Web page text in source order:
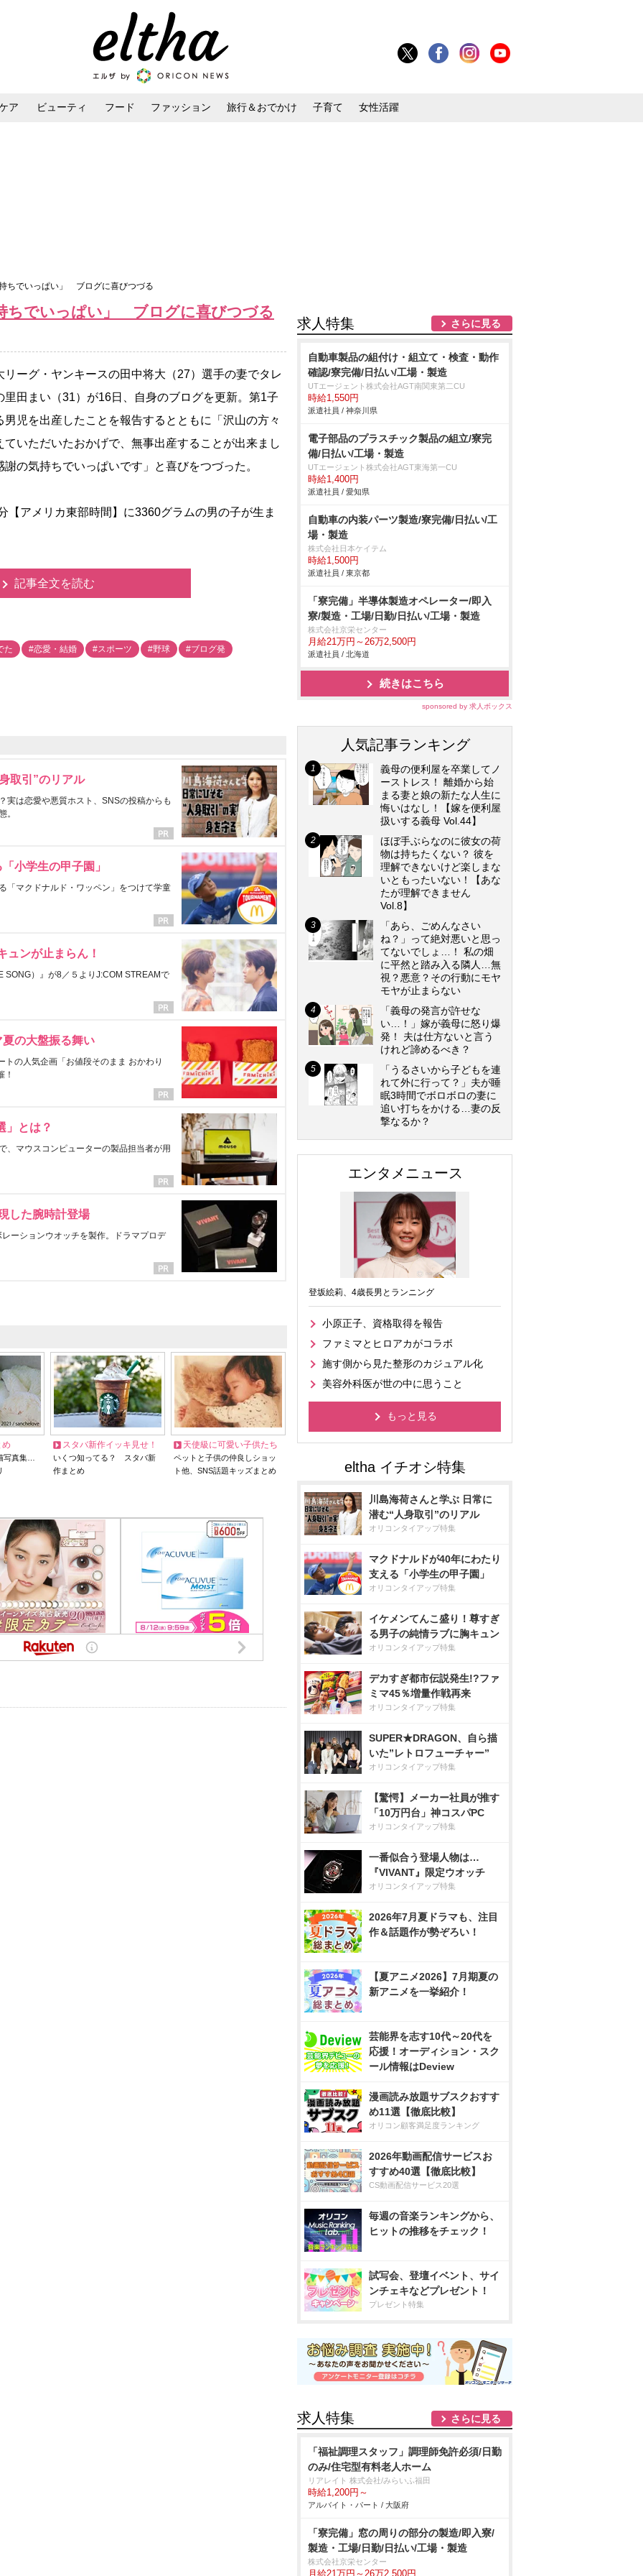
ア ビューティ フード ファッション 旅行＆おでかけ 子育て 女性活躍
ちでいっぱい」 ブログに喜びつづる
ちでいっぱい」 ブログに喜びつづる
ーグ・ヤンキースの田中将大（27）選手の妻でタレ
里田まい（31）が16日、自身のブログを更新。第1子
男児を出産したことを報告するとともに「沢山の方々
ていただいたおかげで、無事出産することが出来まし
謝の気持ちでいっぱいです」と喜びをつづった。
アメリカ東部時間】に3360グラムの男の子が生ま
記事全文を読む
た #恋愛・結婚 #スポーツ #野球 #ブログ発
取引”のリアル
実は恋愛や悪質ホスト、SNSの投稿からも
。
小学生の甲子園」
「マクドナルド・ワッペン」をつけて学童
ュンが止まらん！
SONG）』が8／５よりJ:COM STREAMで
の大盤振る舞い
の人気企画「お値段そのまま おかわり
！
」とは？
、マウスコンピューターの製品担当者が用
した腕時計登場
ーションウオッチを製作。ドラマプロデ
め
写真集…
スタバ新作イッキ見せ！
いくつ知ってる？ スタバ新
作まとめ
天使級に可愛い子供たち
ペットと子供の仲良しショッ
ト他、SNS話題キッズまとめ
求人特集 さらに見る
自動車製品の組付け・組立て・検査・動作
確認/寮完備/日払い/工場・製造
UTエージェント株式会社AGT南関東第二CU
時給1,550円
派遣社員 / 神奈川県
電子部品のプラスチック製品の組立/寮完
備/日払い/工場・製造
UTエージェント株式会社AGT東海第一CU
時給1,400円
派遣社員 / 愛知県
自動車の内装パーツ製造/寮完備/日払い/工
場・製造
株式会社日本ケイテム
時給1,500円
派遣社員 / 東京都
「寮完備」半導体製造オペレーター/即入
寮/製造・工場/日勤/日払い/工場・製造
株式会社京栄センター
月給21万円～26万2,500円
派遣社員 / 北海道
続きはこちら
sponsored by 求人ボックス
人気記事ランキング
義母の便利屋を卒業してノ
ーストレス！ 離婚から始
まる妻と娘の新たな人生に
悔いはなし！【嫁を便利屋
扱いする義母 Vol.44】
ほぼ手ぶらなのに彼女の荷
物は持ちたくない？ 彼を
理解できないけど楽しまな
いともったいない！【あな
たが理解できません
Vol.8】
「あら、ごめんなさい
ね？」って絶対悪いと思っ
てないでしょ…！ 私の畑
に平然と踏み入る隣人…無
視？悪意？その行動にモヤ
モヤが止まらない
「義母の発言が許せな
い…！」嫁が義母に怒り爆
発！ 夫は仕方ないと言う
けれど諦めるべき？
「うるさいから子どもを連
れて外に行って？」夫が睡
眠3時間でボロボロの妻に
追い打ちをかける…妻の反
撃なるか？
エンタメニュース
登坂絵莉、4歳長男とランニング
小原正子、資格取得を報告
ファミマとヒロアカがコラボ
施す側から見た整形のカジュアル化
美容外科医が世の中に思うこと
もっと見る
川島海荷さんと学ぶ 日常に
潜む“人身取引”のリアル
オリコンタイアップ特集
マクドナルドが40年にわたり
支える「小学生の甲子園」
オリコンタイアップ特集
イケメンてんこ盛り！尊すぎ
る男子の純情ラブに胸キュン
オリコンタイアップ特集
デカすぎ都市伝説発生!?ファ
ミマ45％増量作戦再来
オリコンタイアップ特集
SUPER★DRAGON、自ら描
いた”レトロフューチャー”
オリコンタイアップ特集
【驚愕】メーカー社員が推す
「10万円台」神コスパPC
オリコンタイアップ特集
一番似合う登場人物は…
『VIVANT』限定ウオッチ
オリコンタイアップ特集
2026年7月夏ドラマも、注目
作＆話題作が勢ぞろい！
【夏アニメ2026】7月期夏の
新アニメを一挙紹介！
芸能界を志す10代～20代を
応援！オーディション・スク
ール情報はDeview
漫画読み放題サブスクおすす
め11選【徹底比較】
オリコン顧客満足度ランキング
2026年動画配信サービスお
すすめ40選【徹底比較】
CS動画配信サービス20選
毎週の音楽ランキングから、
ヒットの推移をチェック！
試写会、登壇イベント、サイ
ンチェキなどプレゼント！
プレゼント特集
求人特集 さらに見る
「福祉調理スタッフ」調理師免許必須/日勤
のみ/住宅型有料老人ホーム
リアレイト 株式会社/みらいふ福田
時給1,200円～
アルバイト・パート / 大阪府
「寮完備」窓の周りの部分の製造/即入寮/
製造・工場/日勤/日払い/工場・製造
株式会社京栄センター
月給21万円～26万2,500円